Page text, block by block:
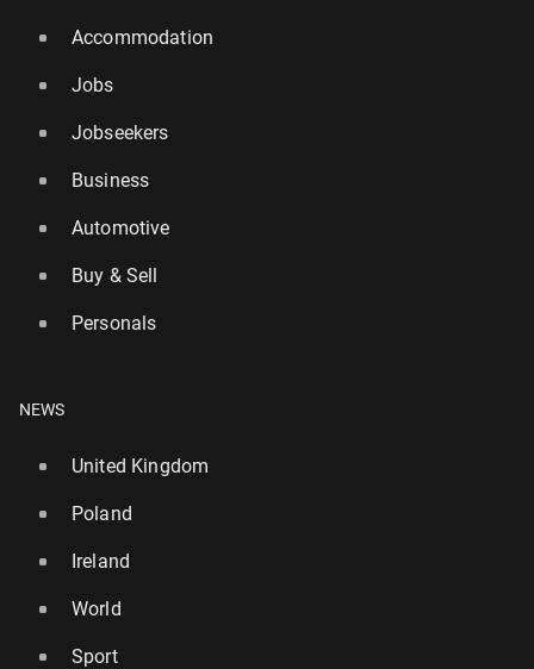
Accommodation
Jobs
Jobseekers
Business
Automotive
Buy & Sell
Personals
NEWS
United Kingdom
Poland
Ireland
World
Sport